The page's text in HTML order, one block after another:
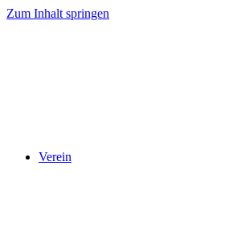
Zum Inhalt springen
Verein